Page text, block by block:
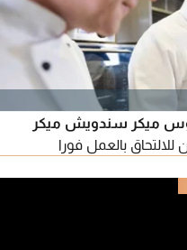
ميكر سندويش ميكر
بالعمل فورا